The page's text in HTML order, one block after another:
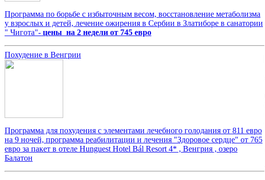
Программа по борьбе с избыточным весом, восстановление метаболизма
у взрослых и детей, лечение ожирения в Сербии в Златиборе в санатории
" Чигота"- цены на 2 недели от 745 евро
Похудение в Венгрии
Программа для похудения с элементами лечебного голодания от 811 евро
на 9 ночей, программа реабилитации и лечения "Здоровое сердце" от 765
евро за пакет в отеле Hunguest Hotel Bál Resort 4* , Венгрия , озеро
Балатон